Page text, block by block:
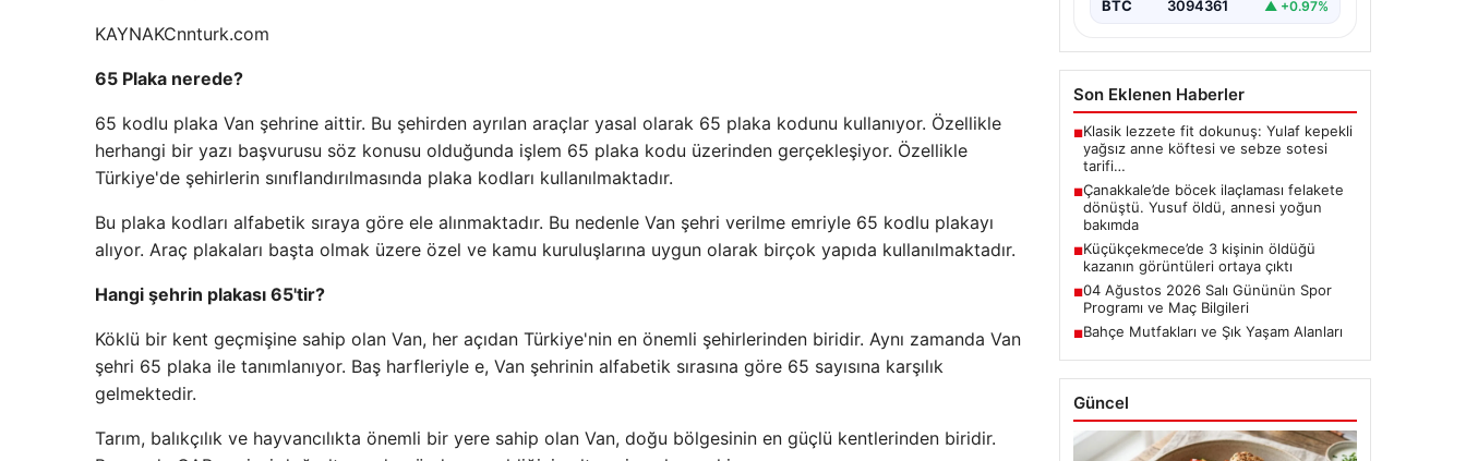
KAYNAKCnnturk.com
65 Plaka nerede?
65 kodlu plaka Van şehrine aittir. Bu şehirden ayrılan araçlar yasal olarak 65 plaka kodunu kullanıyor. Özellikle
herhangi bir yazı başvurusu söz konusu olduğunda işlem 65 plaka kodu üzerinden gerçekleşiyor. Özellikle
Türkiye'de şehirlerin sınıflandırılmasında plaka kodları kullanılmaktadır.
Bu plaka kodları alfabetik sıraya göre ele alınmaktadır. Bu nedenle Van şehri verilme emriyle 65 kodlu plakayı
alıyor. Araç plakaları başta olmak üzere özel ve kamu kuruluşlarına uygun olarak birçok yapıda kullanılmaktadır.
Hangi şehrin plakası 65'tir?
Köklü bir kent geçmişine sahip olan Van, her açıdan Türkiye'nin en önemli şehirlerinden biridir. Aynı zamanda Van
şehri 65 plaka ile tanımlanıyor. Baş harfleriyle e, Van şehrinin alfabetik sırasına göre 65 sayısına karşılık
gelmektedir.
Tarım, balıkçılık ve hayvancılıkta önemli bir yere sahip olan Van, doğu bölgesinin en güçlü kentlerinden biridir.
BTC 3094361 ▲ +0.97%
Son Eklenen Haberler
■Klasik lezzete fit dokunuş: Yulaf kepekli
yağsız anne köftesi ve sebze sotesi
tarifi…
■Çanakkale’de böcek ilaçlaması felakete
dönüştü. Yusuf öldü, annesi yoğun
bakımda
■Küçükçekmece’de 3 kişinin öldüğü
kazanın görüntüleri ortaya çıktı
■04 Ağustos 2026 Salı Gününün Spor
Programı ve Maç Bilgileri
■Bahçe Mutfakları ve Şık Yaşam Alanları
Güncel